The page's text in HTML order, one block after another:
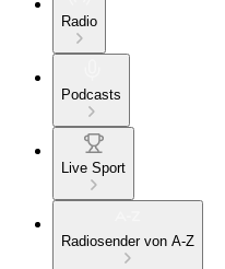
Radio
Podcasts
Live Sport
Radiosender von A-Z